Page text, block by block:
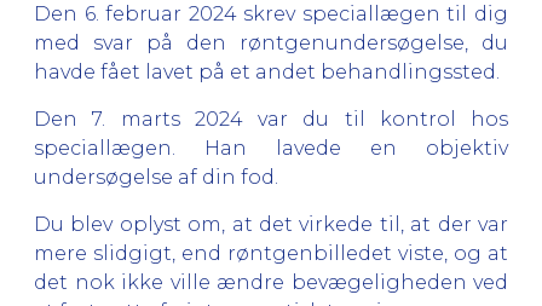
Den 6. februar 2024 skrev speciallægen til dig
med svar på den røntgenundersøgelse, du
havde fået lavet på et andet behandlingssted.
Den 7. marts 2024 var du til kontrol hos
speciallægen. Han lavede en objektiv
undersøgelse af din fod.
Du blev oplyst om, at det virkede til, at der var
mere slidgigt, end røntgenbilledet viste, og at
det nok ikke ville ændre bevægeligheden ved